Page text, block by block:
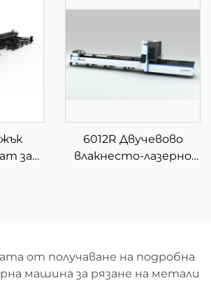
платформа
за
6012R Двучевово
влакнесто-лазерно
от получаване на подробна
машина за рязане на метали